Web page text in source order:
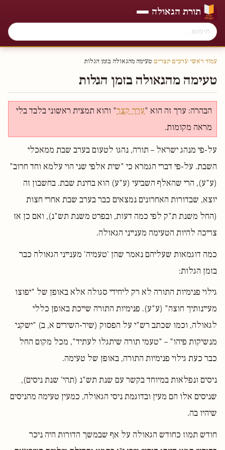
תורת הגאולה
עמוד ראשי›ערכים קצרים›טעימה מהגאולה בזמן הגלות
טעימה מהגאולה בזמן הגלות
הבהרה: ערך זה הוא "ערך קצר" והוא תמצית ראשוני בלבד בלי
מראה מקומות.
על-פי מנהג ישראל – תורה, נהגו לטעום בערב שבת ממאכלי
השבת. על-פי דברי הגמרא כי "שית אלפי שני הוי עלמא וחד חרוב"
(ע"ע), הרי שהאלף השביעי (ע"ע) הוא בחינת שבת. בחשבון זה
יוצא, שבדורות האחרונים נמצאים כבר בערב שבת אחרי חצות
(החל משנת ת"ק לפי כמה דעות, ובפרט משנת תש"נ), ואם כן אז
צריכה להיות הטעימה מענייני הגאולה.
כמה דוגמאות שעליהם נאמר שהן 'טעמיה' מענייני הגאולה כבר
בזמן הגלות:
גילוי פנימיות התורה לא רק ליחידי סגולה אלא באופן של "יפוצו
מעיינותיך חוצה" (ע"ע). פנימיות התורה שייכת באופן כללי
לגאולה, וכמו שכתב רש"י על הפסוק (שיר-השירים א, ב) "ישקני
מנשיקות פיהו" – "טעמי תורה שיתגלו לעתיד", מכל מקום החל
כבר כעת גילוי פנימיות התורה, באופן של טעימה.
ניסים ונפלאות במיוחד בקשר עם שנת תש"נ (תהי' שנת ניסים),
שניסים אלו הם מעין ובדוגמת ניסי הגאולה, כמעין טעימה מהניסים
שיהיו בה.
חודש תמוז כחודש הגאולה על אף שבמשך הדורות היה ניכר